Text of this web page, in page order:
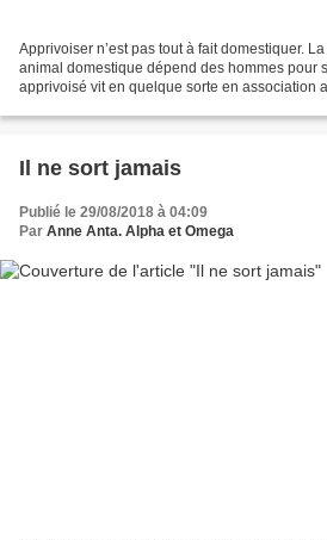
Apprivoiser n’est pas tout à fait domestiquer.
animal domestique dépend des hommes pour
apprivoisé vit en quelque sorte en association
Il ne sort jamais
Publié le 29/08/2018 à 04:09
Par Anne Anta. Alpha et Omega